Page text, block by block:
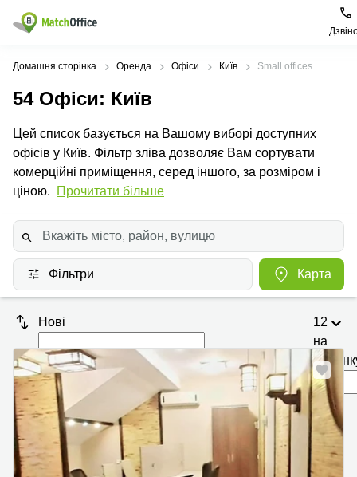
Орендувати
Тип
Офіси
Бізнес-
центри
Коворкінги
офіси
Популярні
Київ
Печерський
район
Подільський
район
Солом'янський
район
Івано-
Франківськ
Популярні
Бізнес
центри
Києва
Печерському
районі
зал Львів
Київ
Допомога
Про нас
Здати в оренду
Ціна
Увійти
Домашня сторінка Оренда Офіси Київ Small offices
54 Офіси: Київ
Цей список базується на Вашому виборі доступних
офісів у Київ. Фільтр зліва дозволяє Вам сортувати
комерційні приміщення, серед іншого, за розміром і
ціною.
Прочитати більше
Фільтри Карта
Нові
12
на